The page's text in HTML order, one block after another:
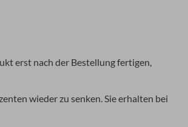
erst nach der Bestellung fertigen,
wieder zu senken. Sie erhalten bei